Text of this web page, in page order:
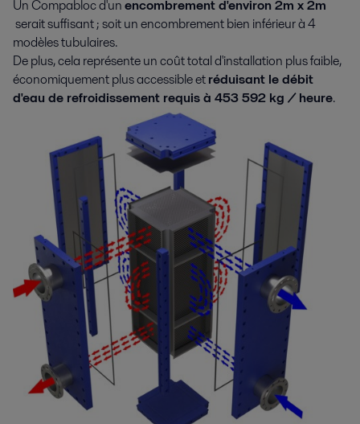
Un Compabloc d'unencombrement d'environ 2m x 2m
serait suffisant ; soit un encombrement bien inférieur à 4
modèles tubulaires.
De plus, cela représente un coût total d'installation plus faible,
économiquement plus accessible etréduisant le débit
d'eau de refroidissement requis à 453 592 kg / heure.